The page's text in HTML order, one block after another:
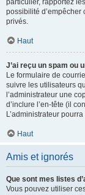
particulier, rapportez
possibilité d’empêcher
privés.
Haut
J’ai reçu un spam ou
Le formulaire de
suivre les utilisateurs
l’administrateur une
d’inclure l’en-tête (il
L’administrateur
Haut
Amis et ignorés
Que sont mes listes
Vous pouvez utiliser